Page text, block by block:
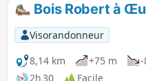
Bois Robert à
Visorandonneur
8,14 km
+75 m
-
2h 30
Facile